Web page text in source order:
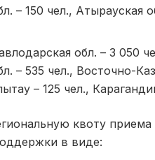
– 150 чел., Атырауская
обл. – 3 050
– 535 чел., Восточно-
– 125 чел.,
квоту приема
в виде: